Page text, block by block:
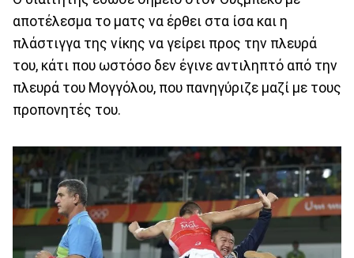
αποτέλεσμα το ματς να έρθει στα ίσα και η
πλάστιγγα της νίκης να γείρει προς την πλευρά
του, κάτι που ωστόσο δεν έγινε αντιληπτό από την
πλευρά του Μογγόλου, που πανηγύριζε μαζί με τους
προπονητές του.